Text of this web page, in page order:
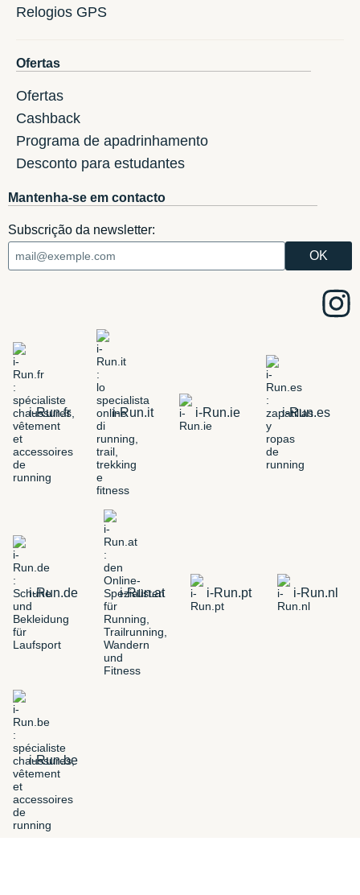
Relogios GPS
Ofertas
Ofertas
Cashback
Programa de apadrinhamento
Desconto para estudantes
Mantenha-se em contacto
Subscrição da newsletter:
i-Run.fr i-Run.it i-Run.ie i-Run.es
i-Run.de i-Run.at i-Run.pt i-Run.nl
i-Run.be